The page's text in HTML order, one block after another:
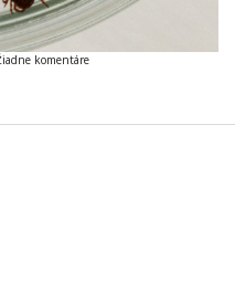
komentáre